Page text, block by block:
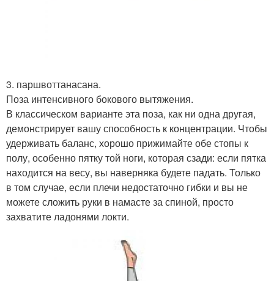
3. паршвоттанасана.
Поза интенсивного бокового вытяжения.
В классическом варианте эта поза, как ни одна другая,
демонстрирует вашу способность к концентрации. Чтобы
удерживать баланс, хорошо прижимайте обе стопы к
полу, особенно пятку той ноги, которая сзади: если пятка
находится на весу, вы наверняка будете падать. Только
в том случае, если плечи недостаточно гибки и вы не
можете сложить руки в намасте за спиной, просто
захватите ладонями локти.